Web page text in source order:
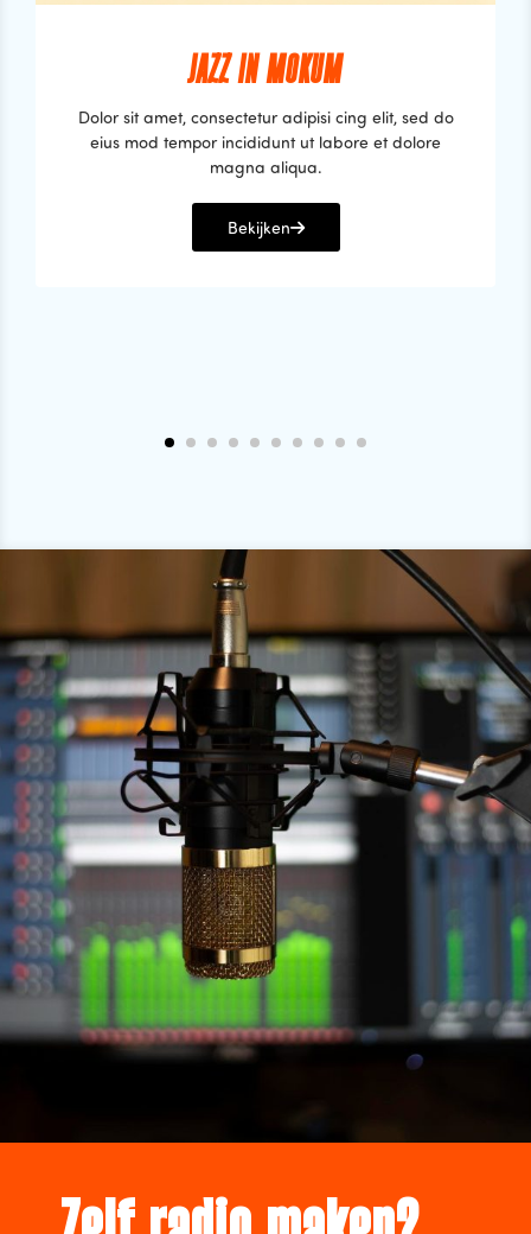
JAZZ IN MOKUM
Dolor sit amet, consectetur adipisi cing elit, sed do
eius mod tempor incididunt ut labore et dolore
magna aliqua.
Bekijken